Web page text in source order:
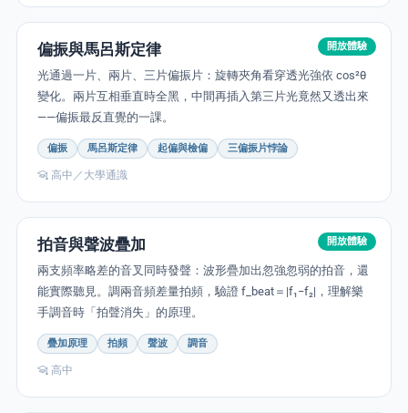
開放體驗
偏振與馬呂斯定律
光通過一片、兩片、三片偏振片：旋轉夾角看穿透光強依 cos²θ
變化。兩片互相垂直時全黑，中間再插入第三片光竟然又透出來
——偏振最反直覺的一課。
偏振 馬呂斯定律 起偏與檢偏 三偏振片悖論
高中／大學通識
開放體驗
拍音與聲波疊加
兩支頻率略差的音叉同時發聲：波形疊加出忽強忽弱的拍音，還
能實際聽見。調兩音頻差量拍頻，驗證 f_beat＝|f₁−f₂|，理解樂
手調音時「拍聲消失」的原理。
疊加原理 拍頻 聲波 調音
高中